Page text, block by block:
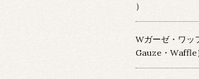
）
Wガーゼ・ワ
Gauze・Waffle